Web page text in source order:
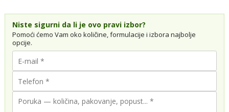
Niste sigurni da li je ovo pravi izbor?
Pomoći ćemo Vam oko količine, formulacije i izbora najbolje
opcije.